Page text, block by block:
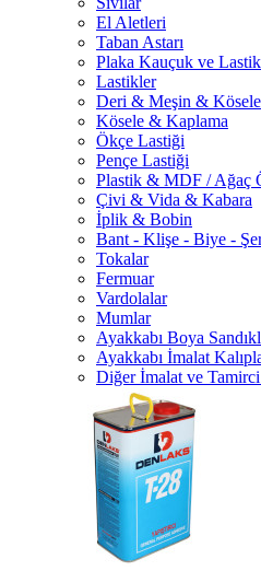
El Aletleri
Taban Astarı
Plaka Kauçuk ve
Lastikler
Deri & Meşin & Kösele
Kösele & Kaplama
Ökçe Lastiği
Pençe Lastiği
Plastik & MDF / Ağaç
Çivi & Vida & Kabara
İplik & Bobin
Bant - Klişe - Biye -
Tokalar
Fermuar
Vardolalar
Mumlar
Ayakkabı Boya
Ayakkabı İmalat
Diğer İmalat ve